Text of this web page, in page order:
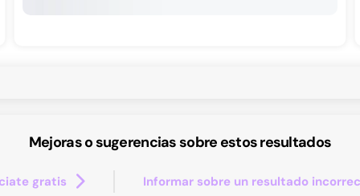
Mejoras o sugerencias sobre estos resultados
gratis Informar sobre un resultado